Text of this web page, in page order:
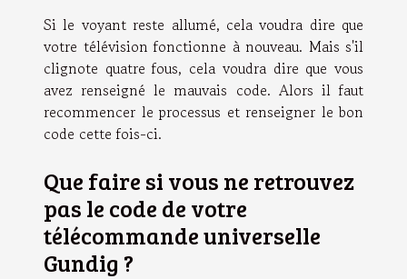
Si le voyant reste allumé, cela voudra dire que
votre télévision fonctionne à nouveau. Mais s'il
clignote quatre fous, cela voudra dire que vous
avez renseigné le mauvais code. Alors il faut
recommencer le processus et renseigner le bon
code cette fois-ci.
Que faire si vous ne retrouvez
pas le code de votre
télécommande universelle
Gundig ?